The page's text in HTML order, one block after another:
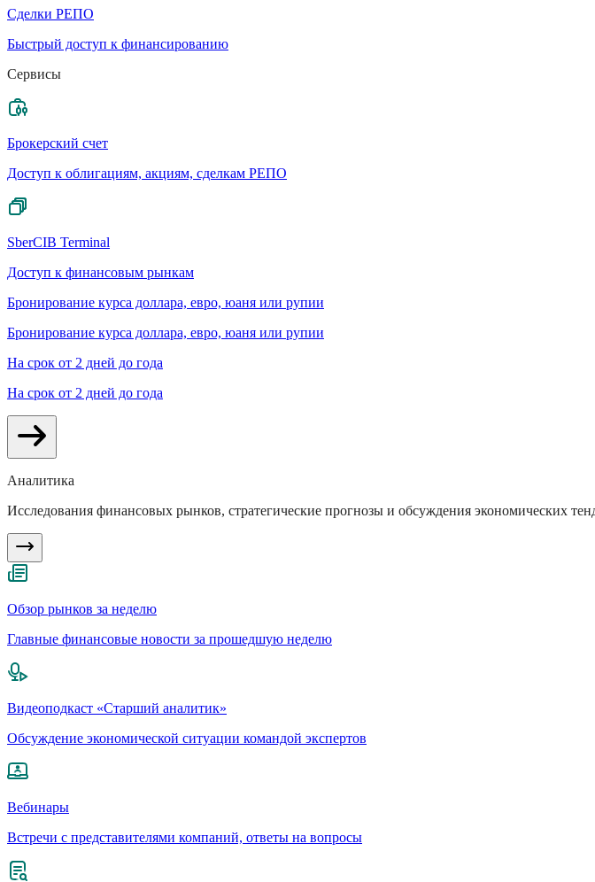
Сделки РЕПО
Быстрый доступ к финансированию
Сервисы
Брокерский счет
Доступ к облигациям, акциям, сделкам РЕПО
SberCIB Terminal
Доступ к финансовым рынкам
Бронирование курса доллара, евро, юаня или рупии
Бронирование курса доллара, евро, юаня или рупии
На срок от 2 дней до года
На срок от 2 дней до года
Аналитика
Исследования финансовых рынков, стратегические прогнозы и обсуждения экономических
Обзор рынков за неделю
Главные финансовые новости за прошедшую неделю
Видеоподкаст «Старший аналитик»
Обсуждение экономической ситуации командой экспертов
Вебинары
Встречи с представителями компаний, ответы на вопросы